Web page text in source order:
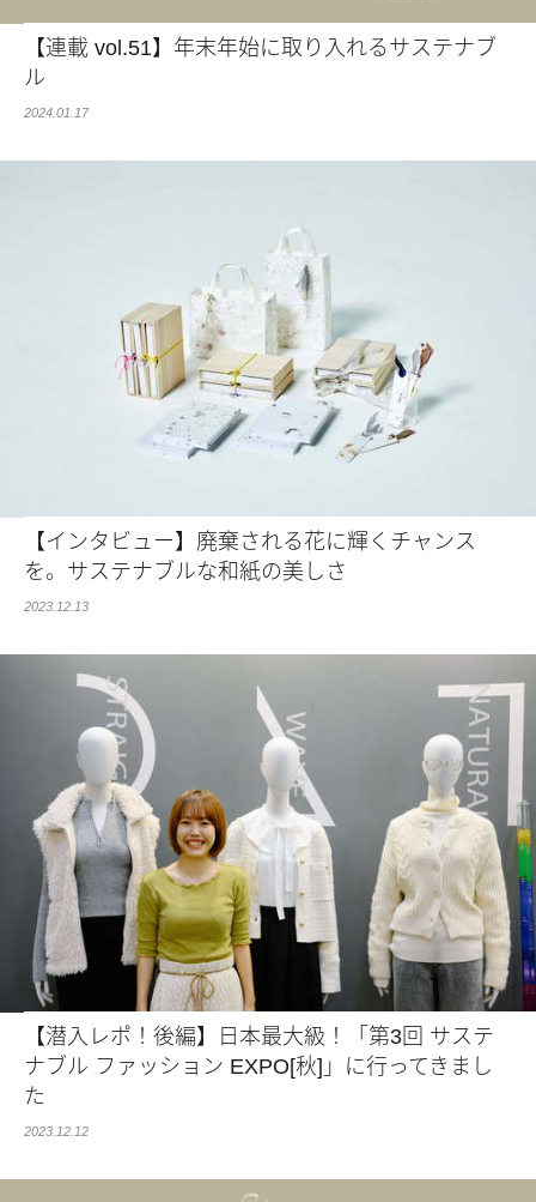
【連載 vol.51】年末年始に取り入れるサステナブ
ル
2024.01.17
【インタビュー】廃棄される花に輝くチャンス
を。サステナブルな和紙の美しさ
2023.12.13
【潜入レポ！後編】日本最大級！「第3回 サステ
ナブル ファッション EXPO[秋]」に行ってきまし
た
2023.12.12